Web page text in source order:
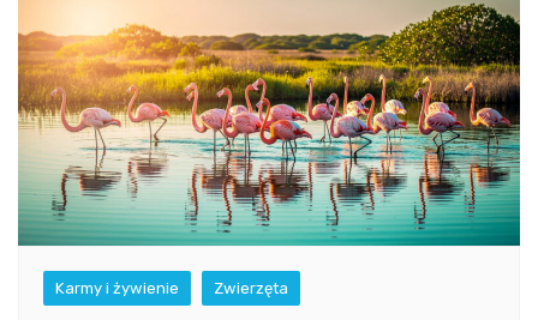
Karmy i żywienie Zwierzęta